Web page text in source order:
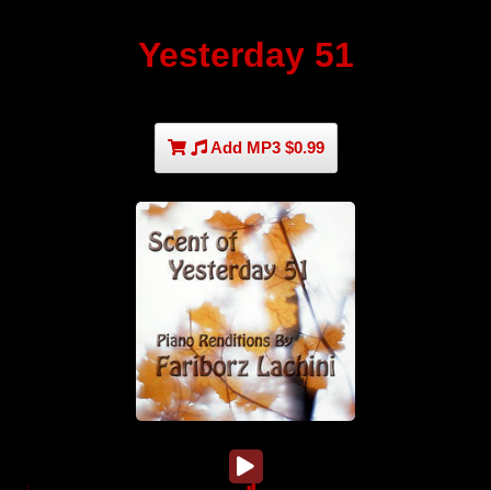
Yesterday 51
Add MP3 $0.99